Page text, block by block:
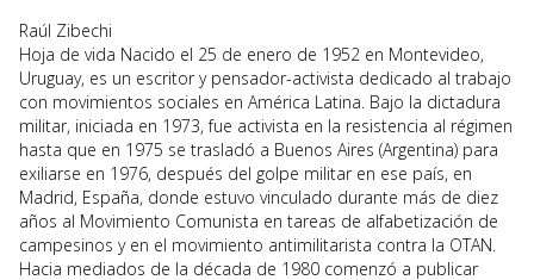
Raúl Zibechi
Hoja de vida Nacido el 25 de enero de 1952 en Montevideo,
Uruguay, es un escritor y pensador-activista dedicado al trabajo
con movimientos sociales en América Latina. Bajo la dictadura
militar, iniciada en 1973, fue activista en la resistencia al régimen
hasta que en 1975 se trasladó a Buenos Aires (Argentina) para
exiliarse en 1976, después del golpe militar en ese país, en
Madrid, España, donde estuvo vinculado durante más de diez
años al Movimiento Comunista en tareas de alfabetización de
campesinos y en el movimiento antimilitarista contra la OTAN.
Hacia mediados de la década de 1980 comenzó a publicar